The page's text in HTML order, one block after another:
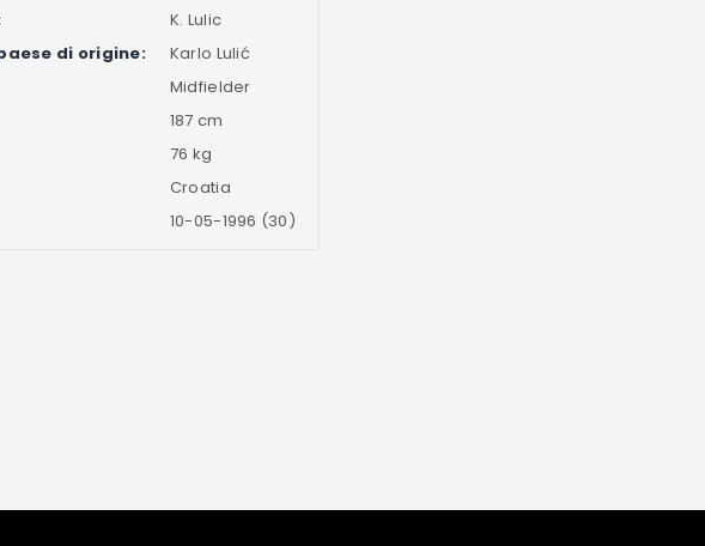
K. Lulic
di origine:
Karlo Lulić
Midfielder
187 cm
76 kg
Croatia
10-05-1996 (30)